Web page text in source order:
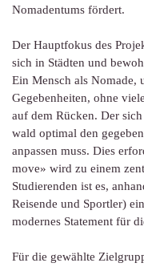
Nomadentums fördert.
Der Hauptfokus des
sich in Städten und
Ein Mensch als
Gegebenheiten, ohne
auf dem Rücken. Der
wald optimal den
anpassen muss. Dies
move» wird zu einem
Studierenden ist es,
Reisende und Sportler)
modernes Statement für
Für die gewählte